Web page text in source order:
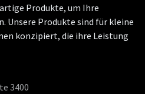
Produkte, um Ihre
Unsere Produkte sind für kleine
konzipiert, die ihre Leistung
3400